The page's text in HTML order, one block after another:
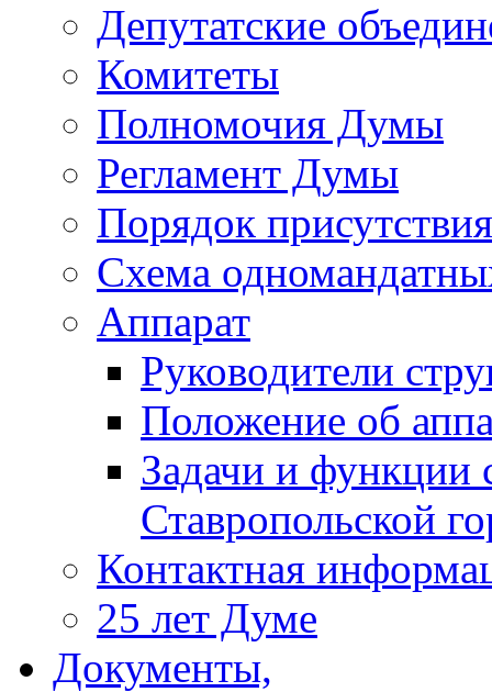
Депутатские
Комитеты
Полномочия Думы
Регламент Думы
Порядок
Схема
Аппарат
Руководители
Положение об
Задачи и функции
Ставропольской
Контактная
25 лет Думе
Документы,